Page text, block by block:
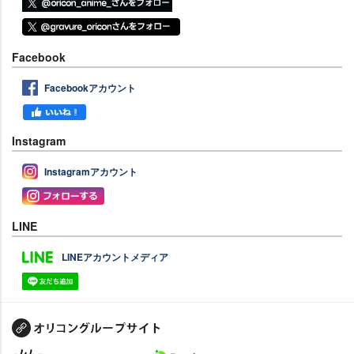
Facebook
Facebookアカウント
Instagram
Instagramアカウント
LINE
LINEアカウントメディア